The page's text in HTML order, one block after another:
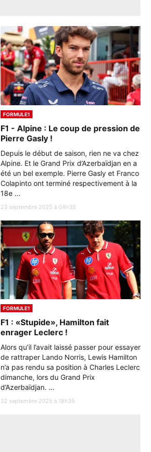
FORMULE1
F1 - Alpine : Le coup de pression de
Pierre Gasly !
Depuis le début de saison, rien ne va chez
Alpine. Et le Grand Prix d’Azerbaïdjan en a
été un bel exemple. Pierre Gasly et Franco
Colapinto ont terminé respectivement à la
18e ...
23 septembre 2025 à 04h35
FORMULE1
F1 : «Stupide», Hamilton fait
enrager Leclerc !
Alors qu’il l’avait laissé passer pour essayer
de rattraper Lando Norris, Lewis Hamilton
n’a pas rendu sa position à Charles Leclerc
dimanche, lors du Grand Prix
d’Azerbaïdjan. ...
22 septembre 2025 à 18h35